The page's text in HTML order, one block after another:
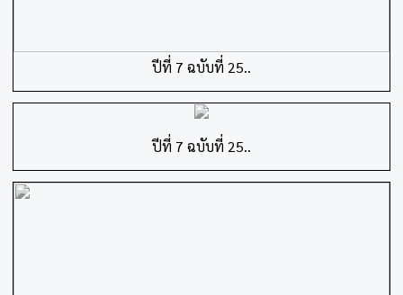
ปีที่ 7 ฉบับที่ 25..
ปีที่ 7 ฉบับที่ 25..